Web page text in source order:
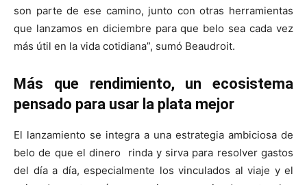
son parte de ese camino, junto con otras herramientas
que lanzamos en diciembre para que belo sea cada vez
más útil en la vida cotidiana”, sumó Beaudroit.
Más que rendimiento, un ecosistema
pensado para usar la plata mejor
El lanzamiento se integra a una estrategia ambiciosa de
belo de que el dinero rinda y sirva para resolver gastos
del día a día, especialmente los vinculados al viaje y el